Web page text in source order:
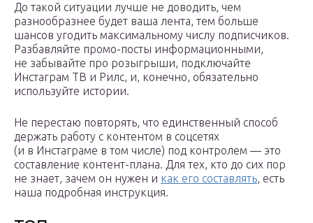
До такой ситуации лучше не доводить, чем
разнообразнее будет ваша лента, тем больше
шансов угодить максимальному числу подписчиков.
Разбавляйте промо-посты информационными,
не забывайте про розыгрыши, подключайте
Инстаграм ТВ и Рилс, и, конечно, обязательно
используйте истории.
Не перестаю повторять, что единственный способ
держать работу с контентом в соцсетях
(и в Инстаграме в том числе) под контролем — это
составление контент-плана. Для тех, кто до сих пор
не знает, зачем он нужен и как его составлять, есть
наша подробная инструкция.